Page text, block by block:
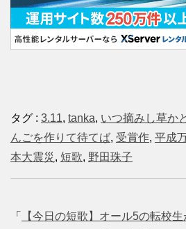
タグ : 3.11, tanka, いつ摘みし草か
んごを作りて待てば, 受賞作, 平成
本大震災 , 短歌, 野田珠子
「
【今日の短歌】オール5の転校